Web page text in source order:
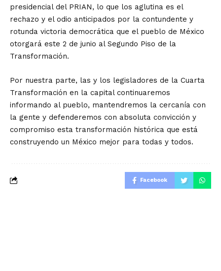
presidencial del PRIAN, lo que los aglutina es el
rechazo y el odio anticipados por la contundente y
rotunda victoria democrática que el pueblo de México
otorgará este 2 de junio al Segundo Piso de la
Transformación.
Por nuestra parte, las y los legisladores de la Cuarta
Transformación en la capital continuaremos
informando al pueblo, mantendremos la cercanía con
la gente y defenderemos con absoluta convicción y
compromiso esta transformación histórica que está
construyendo un México mejor para todas y todos.
Facebook